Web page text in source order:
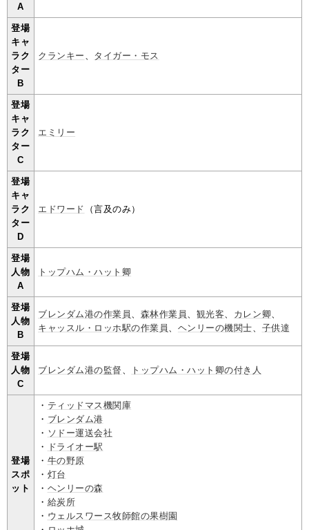
A
登場
キャ
ラク
ター
B
クランキー タイガー・モス
登場
キャ
ラク
ター
C
エミリー
登場
キャ
ラク
ター
D
エドワード （言及のみ）
登場
人物
A
トップハム・ハット卿
登場
人物
B
ブレンダム港の作業員 森林作業員 観光客 カレン卿
キャッスル・ロッホ駅の作業員
ヘンリーの機関士 子供達
登場
人物
C
ブレンダム港の監督 トップハム・ハット卿の付き人
登場
スポ
ット
・ ティッドマス機関庫
・ ブレンダム港
・ ソドー運送会社
・
ドライオー駅
・ 牛の野原
・ 灯台
・ ヘンリーの森
・ 給炭所
・ ウェルスワース牧師館の果樹園